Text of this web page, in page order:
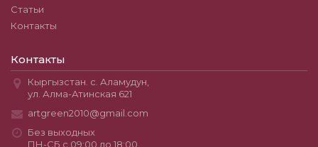
Статьи
Контакты
Контакты
Кыргызстан. с. Аламудун,
ул. Алма-Атинская 621
artgreen2010@gmail.com
Без выходных
ПН-СБ с 09:00 до 18:00